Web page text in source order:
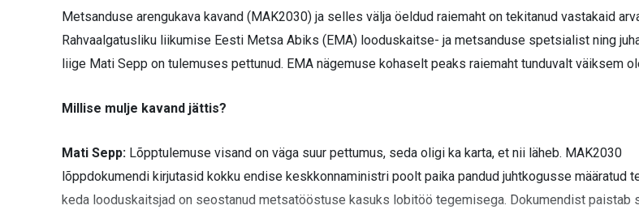
Metsanduse arengukava kavand (MAK2030) ja selles välja öeldud raiemaht on tekitanud vastakaid
Rahvaalgatusliku liikumise Eesti Metsa Abiks (EMA) looduskaitse- ja metsanduse spetsialist ning
liige Mati Sepp on tulemuses pettunud. EMA nägemuse kohaselt peaks raiemaht tunduvalt väiksem
Millise mulje kavand jättis?
Mati Sepp: Lõpptulemuse visand on väga suur pettumus, seda oligi ka karta, et nii läheb. MAK2030
lõppdokumendi kirjutasid kokku endise keskkonnaministri poolt paika pandud juhtkogusse määratud
keda looduskaitsjad on seostanud metsatööstuse kasuks lobitöö tegemisega. Dokumendist paistab